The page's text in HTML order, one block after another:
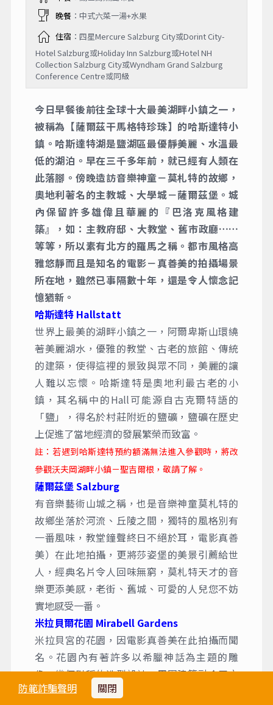
防範詐騙聲明 關閉
Day 4
維也納Vienna－哈斯達特Hallst
att－薩爾茲堡Salzburg
早餐：旅館早餐
午餐 ：湖區鱒魚風味餐
晚餐：中式六菜一湯+水果
住宿
：四星Mercure Salzburg City或Dorint City-
Hotel Salzburg或Holiday Inn Salzburg或Hotel NH
Collection Salzburg City或Wyndham Grand Salzburg
Conference Centre或同級
今日早餐後前往全球十大最美湖畔小鎮之一，
被稱為【薩爾茲干馬格特珍珠】的哈斯達特小
鎮。哈斯達特湖是鹽湖區最優靜美麗、水溫最
低的湖泊。早在三千多年前，就已經有人類在
此落腳。傍晚造訪音樂神童－莫札特的故鄉，
奧地利著名的主教城、大學城－薩爾茲堡。城
內保留許多雄偉且華麗的『巴洛克風格建
築』，如：主教府邸、大教堂、舊市政廳……
等等，所以素有北方的羅馬之稱。都市風格高
雅悠靜而且是知名的電影－真善美的拍攝場景
所在地，雖然已事隔數十年，還是令人懷念記
憶猶新。
哈斯達特 Hallstatt
世界上最美的湖畔小鎮之一，阿爾卑斯山環繞
著美麗湖水，優雅的教堂、古老的旅館、傳統
的建築，使得這裡的景致與眾不同，美麗的讓
人難以忘懷。哈斯達特是奧地利最古老的小
鎮，其名稱中的Hall可能源自古克爾特語的
「鹽」，得名於村莊附近的鹽礦，鹽礦在歷史
上促進了當地經濟的發展繁榮而致富。
註：若遇到哈斯達特預約額滿無法進入參觀時，將改
參觀沃夫岡湖畔小鎮－聖吉爾根，敬請了解。
薩爾茲堡 Salzburg
有音樂藝術山城之稱，也是音樂神童莫札特的
故鄉坐落於河流、丘陵之間，獨特的風格別有
一番風味，教堂鐘聲終日不絕於耳，電影真善
美）在此地拍攝，更將莎姿堡的美景引薦給世